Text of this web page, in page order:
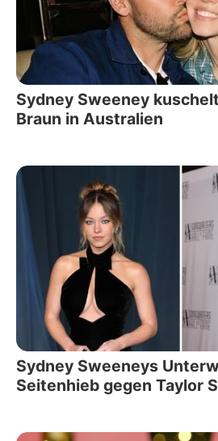
Sydney Sweeney
Braun in Australien
Sydney Sweeneys
Seitenhieb gegen Taylor